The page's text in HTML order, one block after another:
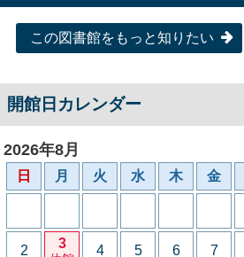
この図書館をもっと知りたい
開館日カレンダー
2026年8月
日 月 火 水 木 金
2 3 4 5 6 7